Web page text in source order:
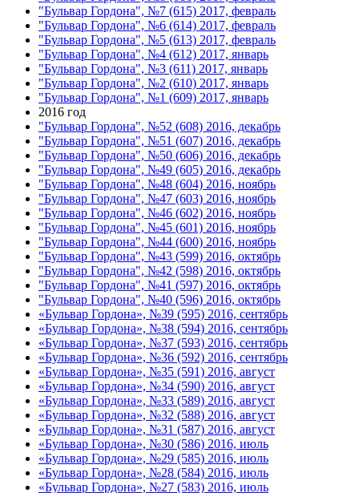
"Бульвар Гордона", №7 (615) 2017, февраль
"Бульвар Гордона", №6 (614) 2017, февраль
"Бульвар Гордона", №5 (613) 2017, февраль
"Бульвар Гордона", №4 (612) 2017, январь
"Бульвар Гордона", №3 (611) 2017, январь
"Бульвар Гордона", №2 (610) 2017, январь
"Бульвар Гордона", №1 (609) 2017, январь
2016 год
"Бульвар Гордона", №52 (608) 2016, декабрь
"Бульвар Гордона", №51 (607) 2016, декабрь
"Бульвар Гордона", №50 (606) 2016, декабрь
"Бульвар Гордона", №49 (605) 2016, декабрь
"Бульвар Гордона", №48 (604) 2016, ноябрь
"Бульвар Гордона", №47 (603) 2016, ноябрь
"Бульвар Гордона", №46 (602) 2016, ноябрь
"Бульвар Гордона", №45 (601) 2016, ноябрь
"Бульвар Гордона", №44 (600) 2016, ноябрь
"Бульвар Гордона", №43 (599) 2016, октябрь
"Бульвар Гордона", №42 (598) 2016, октябрь
"Бульвар Гордона", №41 (597) 2016, октябрь
"Бульвар Гордона", №40 (596) 2016, октябрь
«Бульвар Гордона», №39 (595) 2016, сентябрь
«Бульвар Гордона», №38 (594) 2016, сентябрь
«Бульвар Гордона», №37 (593) 2016, сентябрь
«Бульвар Гордона», №36 (592) 2016, сентябрь
«Бульвар Гордона», №35 (591) 2016, август
«Бульвар Гордона», №34 (590) 2016, август
«Бульвар Гордона», №33 (589) 2016, август
«Бульвар Гордона», №32 (588) 2016, август
«Бульвар Гордона», №31 (587) 2016, август
«Бульвар Гордона», №30 (586) 2016, июль
«Бульвар Гордона», №29 (585) 2016, июль
«Бульвар Гордона», №28 (584) 2016, июль
«Бульвар Гордона», №27 (583) 2016, июль